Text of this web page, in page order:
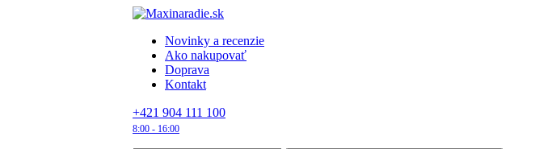
Novinky a recenzie
Ako nakupovať
Doprava
Kontakt
+421 904 111 100
8:00 - 16:00